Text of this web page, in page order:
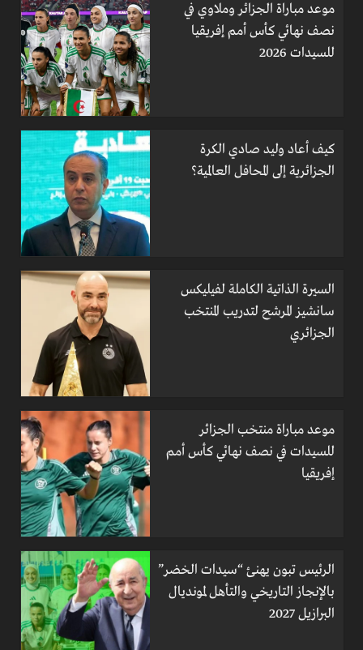
موعد مباراة الجزائر وملاوي في
نصف نهائي كأس أمم إفريقيا
للسيدات 2026
كيف أعاد وليد صادي الكرة
الجزائرية إلى المحافل العالمية؟
السيرة الذاتية الكاملة لفيليكس
سانشيز المرشح لتدريب المنتخب
الجزائري
موعد مباراة منتخب الجزائر
للسيدات في نصف نهائي كأس أمم
إفريقيا
الرئيس تبون يهنئ “سيدات الخضر”
بالإنجاز التاريخي والتأهل لمونديال
البرازيل 2027